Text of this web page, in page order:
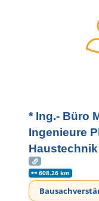
* Ing.- Büro
Ingenieure
608.26 km